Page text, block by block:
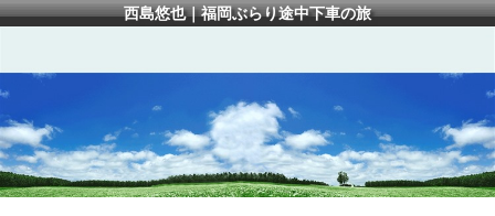
西島悠也｜福岡ぶらり途中下車の旅